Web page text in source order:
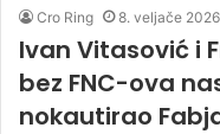
Cro Ring 8. veljače
Ivan Vitasović i
bez FNC-ova
nokautirao